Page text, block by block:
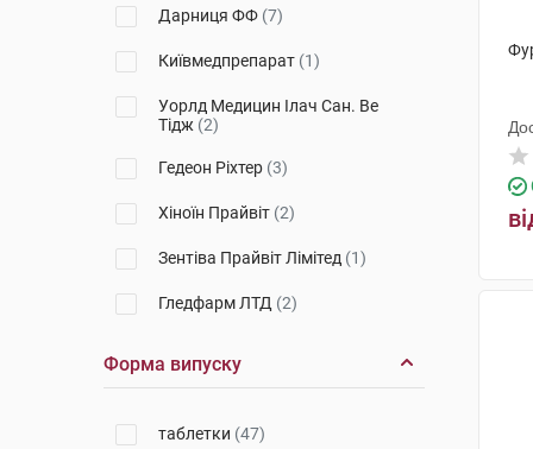
Дарниця ФФ (7)
Київмедпрепарат (1)
Уорлд Медицин Ілач Сан. Ве
Тідж (2)
Гедеон Ріхтер (3)
Хіноїн Прайвіт (2)
Зентіва Прайвіт Лімітед (1)
Гледфарм ЛТД (2)
ПЛІВА Хрватска(2)
Салютас Фарма
Форма випуску
таблетки (47)